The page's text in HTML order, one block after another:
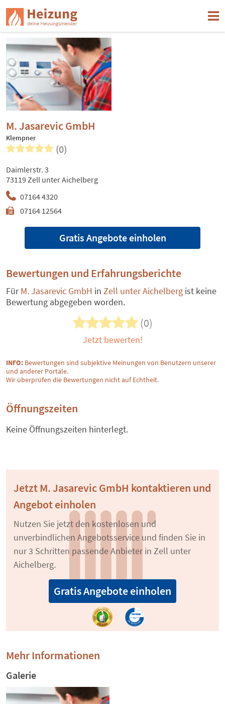
M. Jasarevic GmbH
Klempner
(0)
07164 4320
07164 12564
Daimlerstr. 3
73119 Zell unter Aichelberg
Gratis Angebote einholen
Bewertungen und Erfahrungsberichte
FürM. Jasarevic GmbH in Zell unter Aichelberg ist keine
Bewertung abgegeben worden.
(0)
Jetzt bewerten!
INFO: Bewertungen sind subjektive Meinungen von Benutzern unserer
und anderer Portale.
Wir überprüfen die Bewertungen nicht auf Echtheit.
Öffnungszeiten
Keine Öffnungszeiten hinterlegt.
Jetzt M. Jasarevic GmbH kontaktieren und
Angebot einholen
Nutzen Sie jetzt den kostenlosen und
unverbindlichen Angebotsservice und finden Sie in
nur 3 Schritten passende Anbieter in Zell unter
Aichelberg.
Gratis Angebote einholen
Mehr Informationen
Galerie